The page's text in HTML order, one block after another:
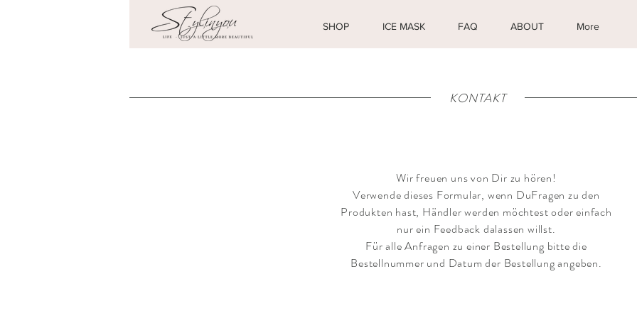
SHOP ICE MASK FAQ ABOUT More
KONTAKT
Wir freuen uns von Dir zu hören!
Verwende dieses Formular, wenn DuFragen zu den
Produkten hast, Händler werden möchtest oder einfach
nur ein Feedback dalassen willst.
Für alle Anfragen zu einer Bestellung bitte die
Bestellnummer und Datum der Bestellung angeben.